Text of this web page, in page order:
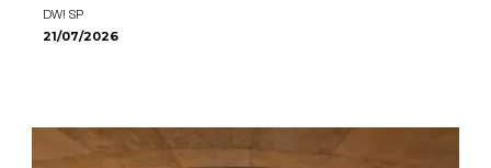
DW! SP
21/07/2026